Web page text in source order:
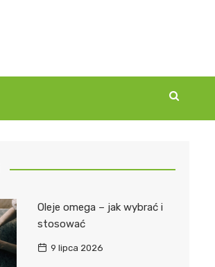
Oleje omega – jak wybrać i
stosować
9 lipca 2026